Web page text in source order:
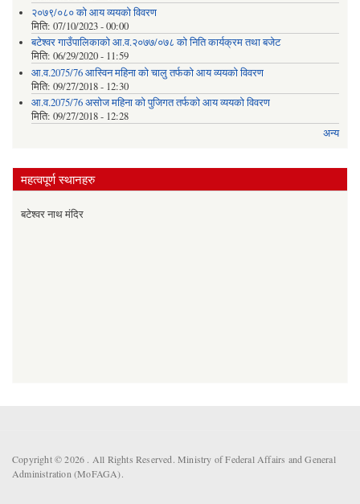
२०७९/०८० को आय व्ययको विवरण
मिति: 07/10/2023 - 00:00
बटेश्वर गाउँपालिकाको आ.व.२०७७/०७८ को निति कार्यक्रम तथा बजेट
मिति: 06/29/2020 - 11:59
आ.व.2075/76 आस्विन महिना को चालु तर्फको आय व्ययको विवरण
मिति: 09/27/2018 - 12:30
आ.व.2075/76 असोज महिना को पुजिगत तर्फको आय व्ययको विवरण
मिति: 09/27/2018 - 12:28
अन्य
महत्वपूर्ण स्थानहरु
बटेश्वर नाथ मंदिर
Copyright © 2026 . All Rights Reserved. Ministry of Federal Affairs and General
Administration (MoFAGA).